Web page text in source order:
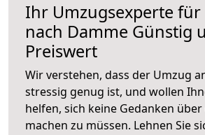
Ihr Umzugsexperte für
nach Damme Günstig
Preiswert
Wir verstehen, dass der Umzug
stressig genug ist, und wollen
helfen, sich keine Gedanken
machen zu müssen. Lehnen Sie